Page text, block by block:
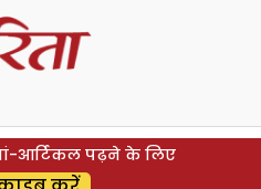
आर्टिकल पढ़ने के लिए